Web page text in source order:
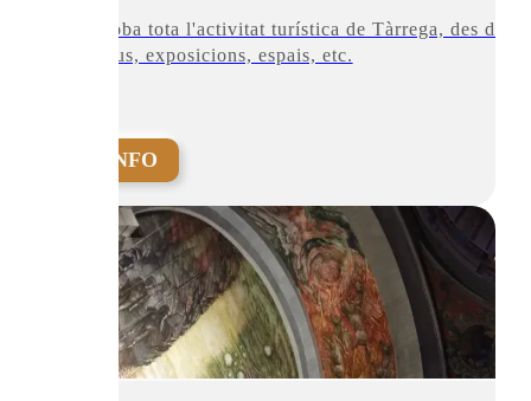
Engloba tota l'activitat turística de Tàrrega, des de
museus, exposicions, espais, etc.
+INFO